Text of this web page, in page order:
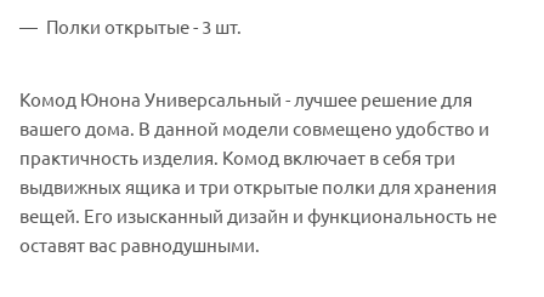
Полки открытые - 3 шт.
Комод Юнона Универсальный - лучшее решение для
вашего дома. В данной модели совмещено удобство и
практичность изделия. Комод включает в себя три
выдвижных ящика и три открытые полки для хранения
вещей. Его изысканный дизайн и функциональность не
оставят вас равнодушными.